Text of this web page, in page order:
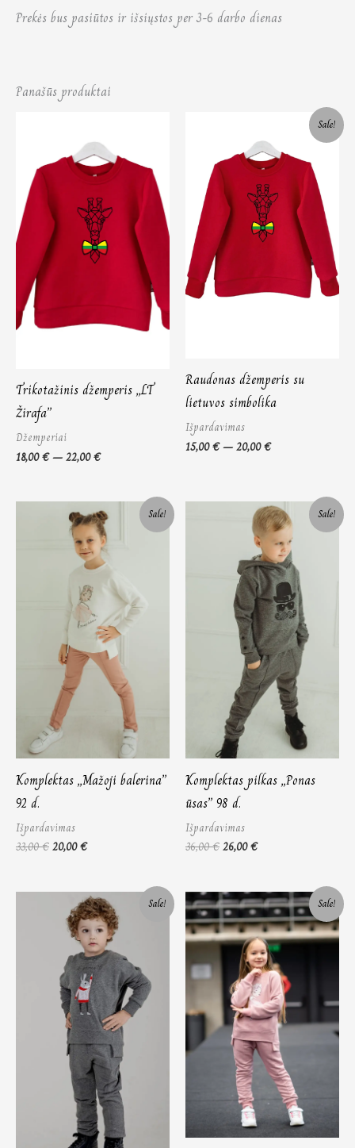
Prekės bus pasiūtos ir išsiųstos per 3-6 darbo dienas
Panašūs produktai
Trikotažinis džemperis „LT
Žirafa”
Džemperiai
18,00€–22,00€
18,00 €
through
22,00 €
Sale!
Raudonas džemperis su
lietuvos simbolika
Išpardavimas
15,00€–20,00€
15,00 €
through
20,00 €
Sale!
Komplektas ,,Mažoji balerina”
92 d.
Išpardavimas
33,00€
Original
price
was:
33,00 €.
20,00€
Current
price
is:
20,00 €.
Sale!
Komplektas pilkas ,,Ponas
ūsas” 98 d.
Išpardavimas
36,00€
Original
36,00 €.
26,00€
Current
price
is:
26,00 €.
Sale!
Original
price
was:
36,00 €.
Current
price
is:
28,00 €.
Sale!
Price
range:
32,00 €
through
35,00 €